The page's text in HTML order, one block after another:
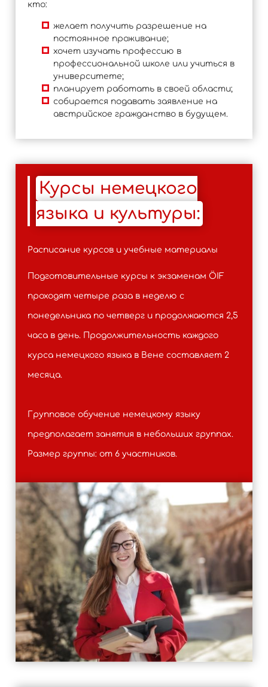
кто:
желает получить разрешение на
постоянное проживание;
хочет изучать профессию в
профессиональной школе или учиться в
университете;
планирует работать в своей области;
собирается подавать заявление на
австрийское гражданство в будущем.
Курсы немецкого
языка и культуры:
Расписание курсов и учебные материалы
Подготовительные курсы к экзаменам ÖIF
проходят четыре раза в неделю с
понедельника по четверг и продолжаются 2,5
часа в день. Продолжительность каждого
курса немецкого языка в Вене составляет 2
месяца.
Групповое обучение немецкому языку
предполагает занятия в небольших группах.
Размер группы: от 6 участников.